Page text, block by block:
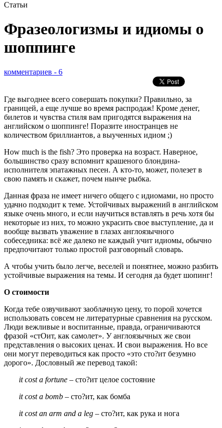
Статьи
Фразеологизмы и идиомы о
шоппинге
комментариев - 6
Где выгоднее всего совершать покупки? Правильно, за
границей, а еще лучше во время распродаж! Кроме денег,
билетов и чувства стиля вам пригодятся выражения на
английском о шоппинге! Поразите иностранцев не
количеством бриллиантов, а выученных идиом ;)
How much is the fish? Это проверка на возраст. Наверное,
большинство сразу вспомнит крашеного блондина-
исполнителя эпатажных песен. А кто-то, может, полезет в
свою память и скажет, почем нынче рыбка.
Данная фраза не имеет ничего общего с идиомами, но просто
удачно подходит к теме. Устойчивых выражений в английском
языке очень много, и если научиться вставлять в речь хотя бы
некоторые из них, то можно украсить свое выступление, да и
вообще вызвать уважение в глазах англоязычного
собеседника: всё же далеко не каждый учит идиомы, обычно
предпочитают только простой разговорный словарь.
А чтобы учить было легче, веселей и понятнее, можно разбить
устойчивые выражения на темы. И сегодня да будет шопинг!
О стоимости
Когда тебе озвучивают заоблачную цену, то порой хочется
использовать совсем не литературные сравнения на русском.
Люди вежливые и воспитанные, правда, ограничиваются
фразой «стОит, как самолет». У англоязычных же свои
представления о высоких ценах. И свои выражения. Но все
они могут переводиться как просто «это сто?ит безумно
дорого». Дословный же перевод такой:
it cost a fortune – сто?ит целое состояние
it cost a bomb – сто?ит, как бомба
it cost an arm and a leg – сто?ит, как рука и нога